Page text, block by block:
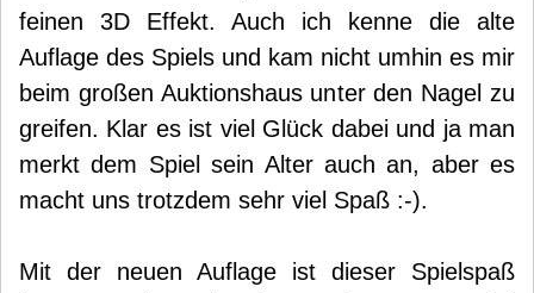
feinen 3D Effekt. Auch ich kenne die alte
Auflage des Spiels und kam nicht umhin es mir
beim großen Auktionshaus unter den Nagel zu
greifen. Klar es ist viel Glück dabei und ja man
merkt dem Spiel sein Alter auch an, aber es
macht uns trotzdem sehr viel Spaß :-).
Mit der neuen Auflage ist dieser Spielspaß